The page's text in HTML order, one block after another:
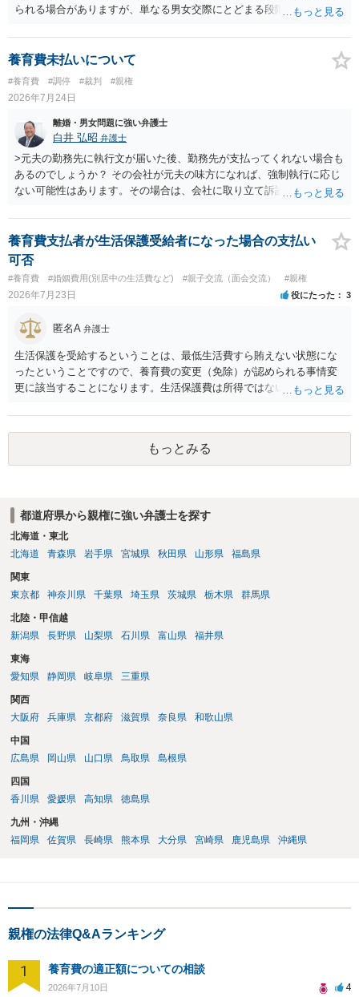
られる場合がありますが、単なる男女交際にとどまる段階の場合、独
慰謝料は生じないことが多いと思われます。 お怒りはごもっともです
が、仮に交際を進めたとしても後に相手を信頼できなくなる可能性が
高かったということですので、むしろ結婚しなくてよかったと割り切
って、交際を終わらせるのがよいと思います。
養育費未払いについて
#養育費 #調停 #裁判 #親権
2026年7月24日
離婚・男女問題に強い弁護士
白井 弘昭 弁護士
>元夫の勤務先に執行文が届いた後、勤務先が支払ってくれない場合も
あるのでしょうか？ その会社が元夫の味方になれば、強制執行に応じ
ない可能性はあります。その場合は、会社に取り立て訴訟を行うこと
押さえ、元夫名義の車の差し押さえ競売などを検討します。 ＞何もで
きなかった場合は、公正証書の原本は戻ってくるのでしょうか？ 取れ
ても取れなくても、執行裁判所に原本の還付請求を行えば還付されま
す。 ＞他の弁護士さんに再度依頼できるのでしょうか？ できます。た
だ、取れなかった場合に取り立て訴訟等を起こしてもらえば、他の弁
護士に頼む必要は無いでしょう。 以上、ご参考まで。
養育費支払者が生活保護受給者になった場合の支払い
可否
#養育費 #婚姻費用(別居中の生活費など) #親子交流（面会交流） #親権
2026年7月23日 役にたった 3
匿名A 弁護士
生活保護を受給するということは、最低生活費すら賄えない状態にな
ったということですので、養育費の変更（免除）が認められる事情変
更に該当することになります。生活保護費は所得ではないので、「保
支払った場合に返還請求権が認められたり役所から何らかのペナルテ
ィが課されたりするわけではなく、「残りのお金で自己責任で生活せ
よ」ということになるので、生活保護を受給することになった時はす
みやかに合意のための話し合いあるいは調停申立てをすべきでしょ
もっとみる
都道府県から親権に強い弁護士を探す
北海道・東北
北海道
青森県 岩手県 宮城県 秋田県 山形県 福島県
関東
東京都
神奈川県 千葉県 埼玉県 茨城県 栃木県 群馬県
北陸・甲信越
新潟県
長野県 山梨県 石川県 富山県 福井県
東海
愛知県
静岡県 岐阜県 三重県
関西
大阪府
兵庫県 京都府 滋賀県 奈良県 和歌山県
中国
広島県
岡山県 山口県 鳥取県 島根県
四国
香川県
愛媛県 高知県 徳島県
九州・沖縄
福岡県
佐賀県 長崎県 熊本県 大分県 宮崎県 鹿児島県 沖縄県
親権の法律Q&Aランキング
1 養育費の適正額についての相談
2026年7月10日 4